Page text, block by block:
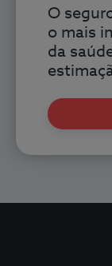
O
o mais
da